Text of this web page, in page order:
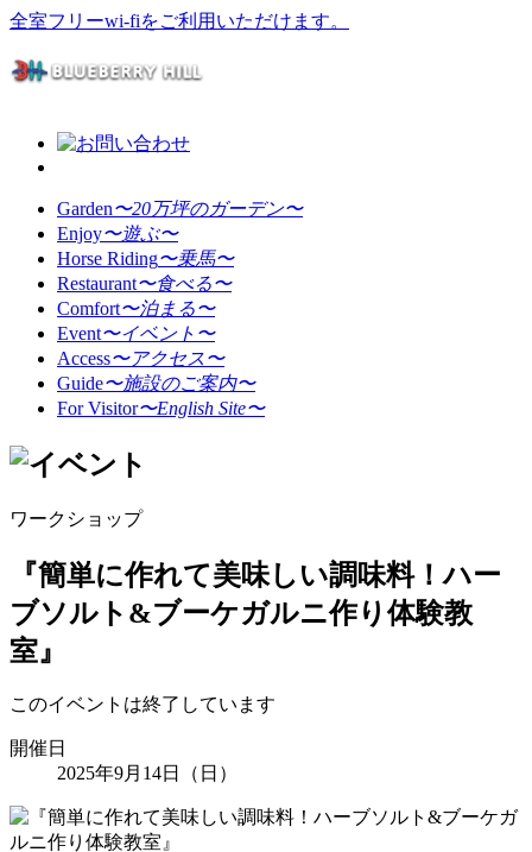
全室フリーwi-fiをご利用いただけます。
Garden〜20万坪のガーデン〜
Enjoy〜遊ぶ〜
Horse Riding〜乗馬〜
Restaurant〜食べる〜
Comfort〜泊まる〜
Event〜イベント〜
Access〜アクセス〜
Guide〜施設のご案内〜
For Visitor〜English Site〜
ワークショップ
『簡単に作れて美味しい調味料！ハー
ブソルト&ブーケガルニ作り体験教
室』
このイベントは終了しています
開催日
2025年9月14日（日）